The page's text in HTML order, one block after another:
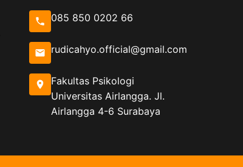
085 850 0202 66
rudicahyo.official@gmail.com
Fakultas Psikologi
Universitas Airlangga. Jl.
Airlangga 4-6 Surabaya